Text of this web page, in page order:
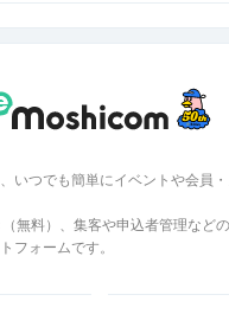
いつでも簡単にイベントや会員
無料）、集客や申込者管理など
フォームです。